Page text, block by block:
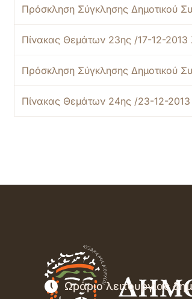
Πρόσκληση Σύγκλησης Δημοτικού
Πίνακας Θεμάτων 23ης /17-12-2013
Πρόσκληση Σύγκλησης Δημοτικού
Πίνακας Θεμάτων 24ης /23-12-2013
Ωράριο λειτουργίας